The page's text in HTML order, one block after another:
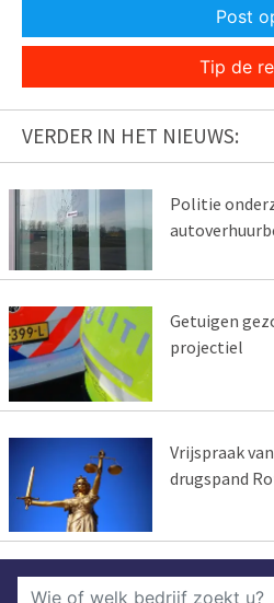
Post
Tip de
VERDER IN HET NIEUWS:
Politie
Getuigen
projectiel
Vrijspraak
drugspand